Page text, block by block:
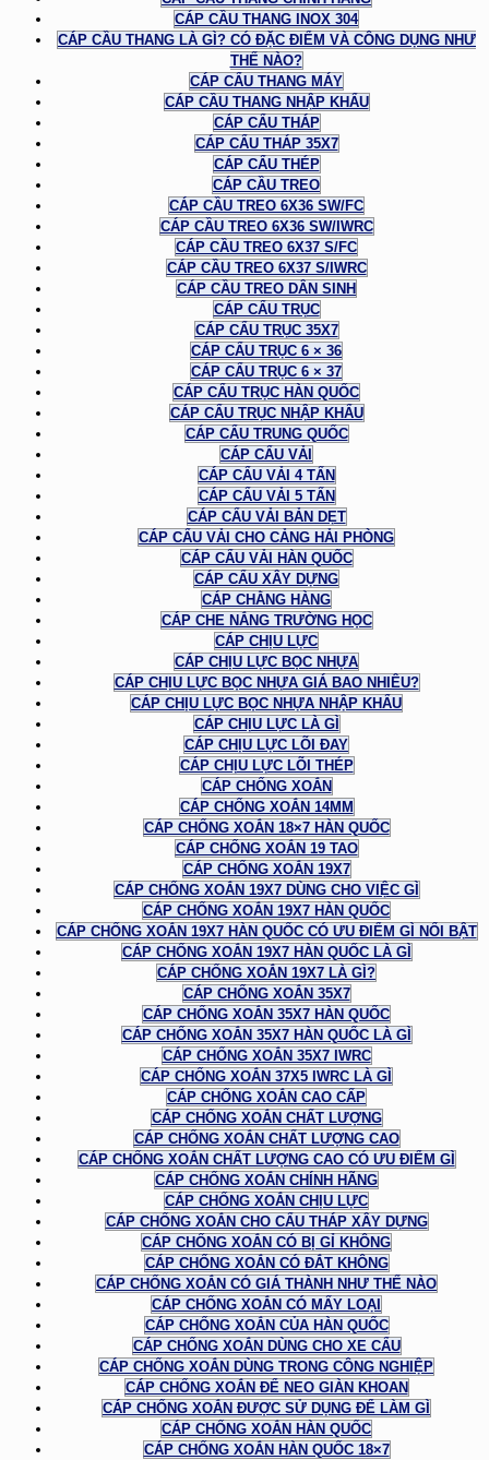
CÁP CẦU THANG INOX 304
CÁP CẦU THANG LÀ GÌ? CÓ ĐẶC ĐIỂM VÀ CÔNG DỤNG NHƯ
THẾ NÀO?
CÁP CẨU THANG MÁY
CÁP CẦU THANG NHẬP KHẨU
CÁP CẨU THÁP
CÁP CẨU THÁP 35X7
CÁP CẨU THÉP
CÁP CẦU TREO
CÁP CẦU TREO 6X36 SW/FC
CÁP CẦU TREO 6X36 SW/IWRC
CÁP CẦU TREO 6X37 S/FC
CÁP CẦU TREO 6X37 S/IWRC
CÁP CẦU TREO DÂN SINH
CÁP CẨU TRỤC
CÁP CẨU TRỤC 35X7
CÁP CẨU TRỤC 6 × 36
CÁP CẨU TRỤC 6 × 37
CÁP CẨU TRỤC HÀN QUỐC
CÁP CẨU TRỤC NHẬP KHẨU
CÁP CẨU TRUNG QUỐC
CÁP CẨU VẢI
CÁP CẨU VẢI 4 TẤN
CÁP CẨU VẢI 5 TẤN
CÁP CẨU VẢI BẢN DẸT
CÁP CẨU VẢI CHO CẢNG HẢI PHÒNG
CÁP CẨU VẢI HÀN QUỐC
CÁP CẨU XÂY DỰNG
CÁP CHẰNG HÀNG
CÁP CHE NẮNG TRƯỜNG HỌC
CÁP CHỊU LỰC
CÁP CHỊU LỰC BỌC NHỰA
CÁP CHỊU LỰC BỌC NHỰA GIÁ BAO NHIÊU?
CÁP CHỊU LỰC BỌC NHỰA NHẬP KHẨU
CÁP CHỊU LỰC LÀ GÌ
CÁP CHỊU LỰC LÕI ĐAY
CÁP CHỊU LỰC LÕI THÉP
CÁP CHỐNG XOẮN
CÁP CHỐNG XOẮN 14MM
CÁP CHỐNG XOẮN 18×7 HÀN QUỐC
CÁP CHỐNG XOẮN 19 TAO
CÁP CHỐNG XOẮN 19X7
CÁP CHỐNG XOẮN 19X7 DÙNG CHO VIỆC GÌ
CÁP CHỐNG XOẮN 19X7 HÀN QUỐC
CÁP CHỐNG XOẮN 19X7 HÀN QUỐC CÓ ƯU ĐIỂM GÌ NỔI BẬT
CÁP CHỐNG XOẮN 19X7 HÀN QUỐC LÀ GÌ
CÁP CHỐNG XOẮN 19X7 LÀ GÌ?
CÁP CHỐNG XOẮN 35X7
CÁP CHỐNG XOẮN 35X7 HÀN QUỐC
CÁP CHỐNG XOẮN 35X7 HÀN QUỐC LÀ GÌ
CÁP CHỐNG XOẮN 35X7 IWRC
CÁP CHỐNG XOẮN 37X5 IWRC LÀ GÌ
CÁP CHỐNG XOẮN CAO CẤP
CÁP CHỐNG XOẮN CHẤT LƯỢNG
CÁP CHỐNG XOẮN CHẤT LƯỢNG CAO
CÁP CHỐNG XOẮN CHẤT LƯỢNG CAO CÓ ƯU ĐIỂM GÌ
CÁP CHỐNG XOẮN CHÍNH HÃNG
CÁP CHỐNG XOẮN CHỊU LỰC
CÁP CHỐNG XOẮN CHO CẨU THÁP XÂY DỰNG
CÁP CHỐNG XOẮN CÓ BỊ GỈ KHÔNG
CÁP CHỐNG XOẮN CÓ ĐẮT KHÔNG
CÁP CHỐNG XOẮN CÓ GIÁ THÀNH NHƯ THẾ NÀO
CÁP CHỐNG XOẮN CÓ MẤY LOẠI
CÁP CHỐNG XOẮN CỦA HÀN QUỐC
CÁP CHỐNG XOẮN DÙNG CHO XE CẨU
CÁP CHỐNG XOẮN DÙNG TRONG CÔNG NGHIỆP
CÁP CHỐNG XOẮN ĐỂ NEO GIÀN KHOAN
CÁP CHỐNG XOẮN ĐƯỢC SỬ DỤNG ĐỂ LÀM GÌ
CÁP CHỐNG XOẮN HÀN QUỐC
CÁP CHỐNG XOẮN HÀN QUỐC 18×7